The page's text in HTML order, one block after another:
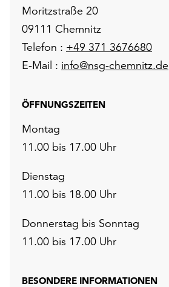
Moritzstraße 20
09111 Chemnitz
Telefon : +49 371 3676680
E-Mail : info@nsg-chemnitz.de
ÖFFNUNGSZEITEN
Montag
11.00 bis 17.00 Uhr
Dienstag
11.00 bis 18.00 Uhr
Donnerstag bis Sonntag
11.00 bis 17.00 Uhr
BESONDERE INFORMATIONEN